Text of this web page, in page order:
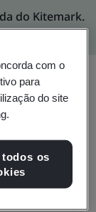
do Kitemark.
do BSI
ou
com o
para
do site
os